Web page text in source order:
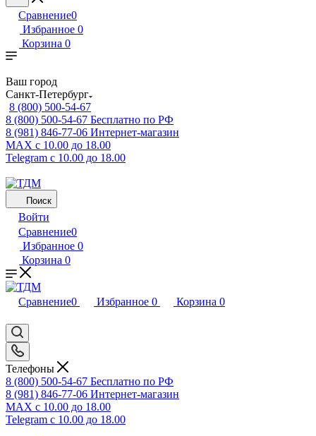
Сравнение0
Избранное 0
Корзина 0
Ваш город
Санкт-Петербург
8 (800) 500-54-67
8 (800) 500-54-67 Бесплатно по РФ
8 (981) 846-77-06 Интернет-магазин
MAX с 10.00 до 18.00
Telegram с 10.00 до 18.00
Поиск
Войти
Сравнение0
Избранное 0
Корзина 0
Сравнение0 Избранное 0 Корзина 0
Телефоны
8 (800) 500-54-67 Бесплатно по РФ
8 (981) 846-77-06 Интернет-магазин
MAX с 10.00 до 18.00
Telegram с 10.00 до 18.00